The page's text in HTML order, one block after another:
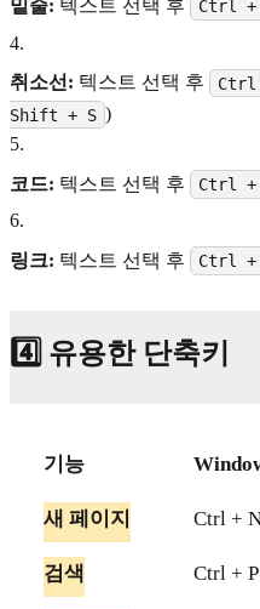
밑줄: 텍스트 선택 후 Ctrl +
4.
취소선: 텍스트 선택 후 Ctrl
Shift + S )
5.
코드: 텍스트 선택 후 Ctrl +
6.
링크: 텍스트 선택 후 Ctrl +
4️⃣ 유용한 단축키
기능
새 페이지 Ctrl +
검색 Ctrl + P